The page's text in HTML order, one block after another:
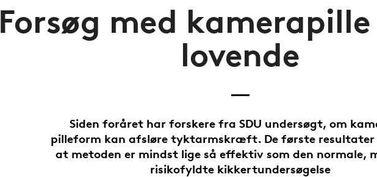
Forsøg med
lovende
Siden foråret har forskere fra SDU undersøgt, om
pilleform kan afsløre tyktarmskræft. De første resultater
at metoden er mindst lige så effektiv som den normale,
risikofyldte kikkertundersøgelse